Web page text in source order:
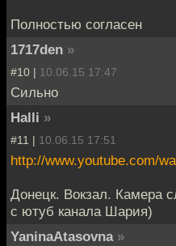
Полностью согласен
1717den »
#10 | 10.06.15 17:47
Сильно
Halli »
#11 | 10.06.15 17:51
http://www.youtube.com/
Донецк. Вокзал. Камера
с ютуб канала Шария)
YaninaAtasovna »